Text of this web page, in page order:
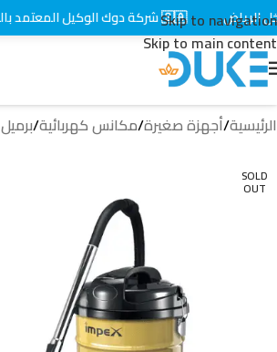
Skip to navigation
Skip to main content
الرئيسية/أجهزة صغيرة/مكانس كهربائية/برميل
SOLD
OUT
🇸🇦 شركة دوك الوكيل المعتمد بالسعودية